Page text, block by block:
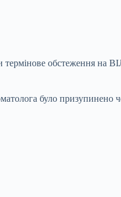
обстеження на
було призупинено